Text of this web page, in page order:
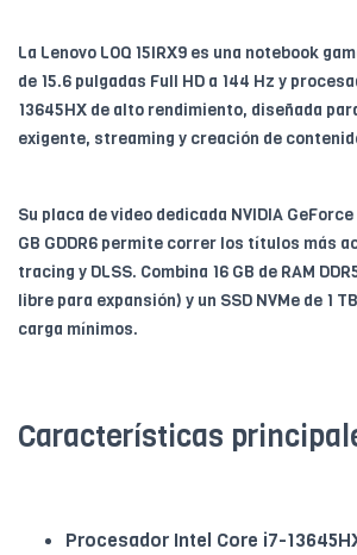
La Lenovo LOQ 15IRX9 es una notebook
de 15.6 pulgadas Full HD a 144 Hz y
13645HX de alto rendimiento, diseñada
exigente, streaming y creación de
Su placa de video dedicada NVIDIA
GB GDDR6 permite correr los títulos más
tracing y DLSS. Combina 16 GB de RAM
libre para expansión) y un SSD NVMe de 1
carga mínimos.
Características
Procesador Intel Core i7-